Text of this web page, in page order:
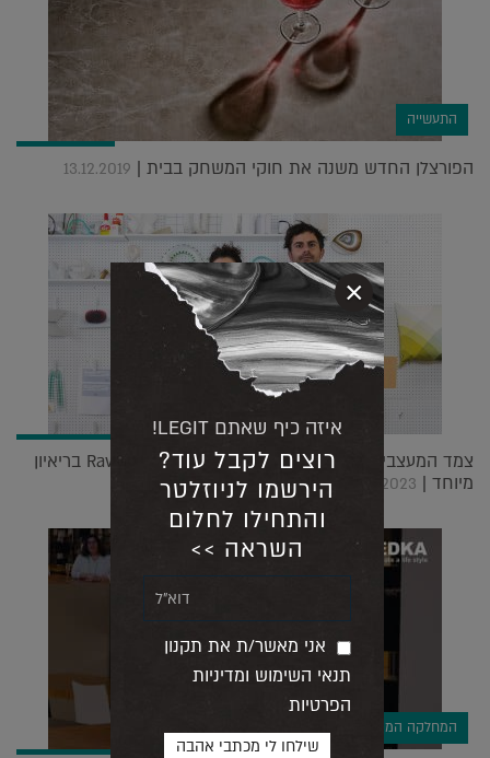
התעשייה
הפורצלן החדש משנה את חוקי המשחק בבית | 13.12.2019
צמד המעצבים הישראלים המצליח בלונדון Raw Edges בריאיון
מיוחד | 03.10.2023
המחלקה המסחרית
איזה כיף שאתם LEGIT!
רוצים לקבל עוד?
הירשמו לניוזלטר
והתחילו לחלום
השראה >>
אני מאשר/ת את תקנון
תנאי השימוש ומדיניות
הפרטיות
×